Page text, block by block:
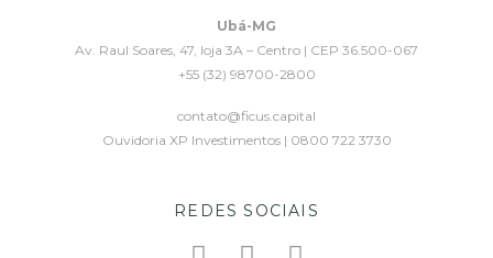
Ubá-MG
Av. Raul Soares, 47, loja 3A – Centro | CEP 36.500-067
+55 (32) 98700-2800
contato@ficus.capital
Ouvidoria XP Investimentos | 0800 722 3730
REDES SOCIAIS